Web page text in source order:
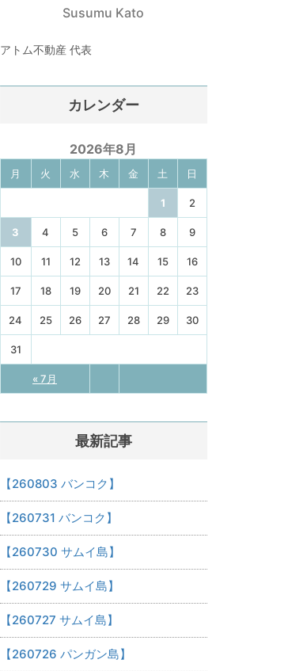
Susumu Kato
アトム不動産 代表
カレンダー
2026年8月
月 火 水 木 金 土 日
« 7月
1 2
3 4 5 6 7 8 9
10 11 12 13 14 15 16
17 18 19 20 21 22 23
24 25 26 27 28 29 30
31
最新記事
【260803 バンコク】
【260731 バンコク】
【260730 サムイ島】
【260729 サムイ島】
【260727 サムイ島】
【260726 パンガン島】